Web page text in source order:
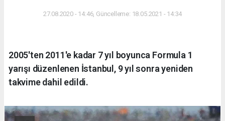
27.08.2020 - 14:46, Güncelleme: 18.05.2021 - 14:34
2005'ten 2011'e kadar 7 yıl boyunca Formula 1
yarışı düzenlenen İstanbul, 9 yıl sonra yeniden
takvime dahil edildi.